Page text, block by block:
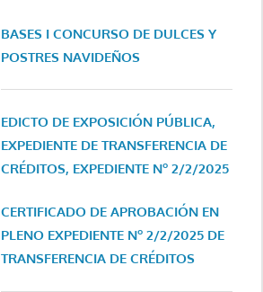
BASES I CONCURSO DE DULCES Y
POSTRES NAVIDEÑOS
EDICTO DE EXPOSICIÓN PÚBLICA,
EXPEDIENTE DE TRANSFERENCIA DE
CRÉDITOS, EXPEDIENTE Nº 2/2/2025
CERTIFICADO DE APROBACIÓN EN
PLENO EXPEDIENTE Nº 2/2/2025 DE
TRANSFERENCIA DE CRÉDITOS